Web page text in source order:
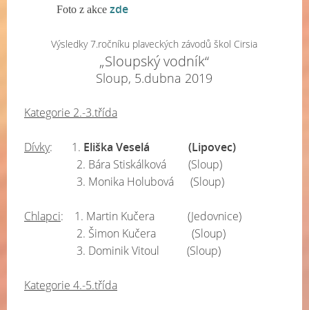
Foto z akcezde
Výsledky 7.ročníku plaveckých závodů škol Cirsia
„Sloupský vodník“
Sloup, 5.dubna 2019
Kategorie 2.-3.třída
Dívky: 1. Eliška Veselá (Lipovec)
2. Bára Stiskálková (Sloup)
3. Monika Holubová (Sloup)
Chlapci: 1. Martin Kučera (Jedovnice)
2. Šimon Kučera (Sloup)
3. Dominik Vitoul (Sloup)
Kategorie 4.-5.třída